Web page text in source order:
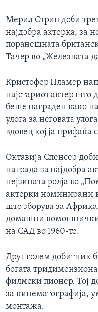
Мерил Стрип доби
најдобра актерка, за
поранешната
Тачер во „Железната
Кристофер Пламер
најстариот актер што
беше награден како
улога за неговата
вдовец кој ја прифаќа
Октавија Спенсер
награда за најдобра
нејзината ролја во
актерки номинирани
што зборува за
домашни помошнички
на САД во 1960-те.
Друг голем добитник
богата
филмски пионер. Тој
за кинематографија,
монтажа.